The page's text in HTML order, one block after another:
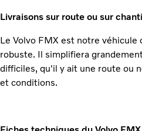
Livraisons sur route ou sur
Le Volvo FMX est notre véhicule
robuste. Il simplifiera
difficiles, qu'il y ait une route ou
et conditions.